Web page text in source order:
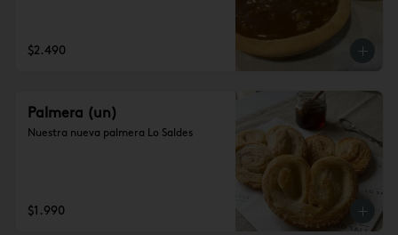
$2.490
Palmera (un)
Nuestra nueva palmera Lo Saldes
$1.990